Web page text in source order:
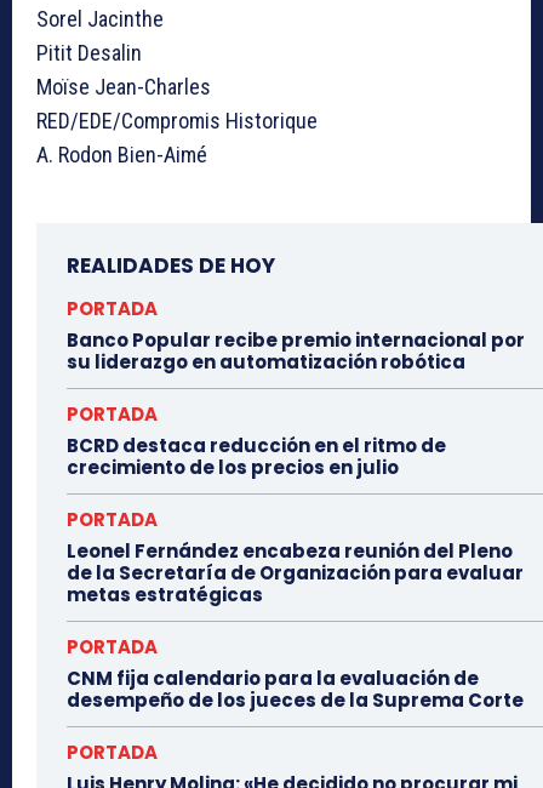
Sorel Jacinthe
Pitit Desalin
Moïse Jean-Charles
RED/EDE/Compromis Historique
A. Rodon Bien-Aimé
REALIDADES DE HOY
PORTADA
Banco Popular recibe premio internacional por
su liderazgo en automatización robótica
PORTADA
BCRD destaca reducción en el ritmo de
crecimiento de los precios en julio
PORTADA
Leonel Fernández encabeza reunión del Pleno
de la Secretaría de Organización para evaluar
metas estratégicas
PORTADA
CNM fija calendario para la evaluación de
desempeño de los jueces de la Suprema Corte
PORTADA